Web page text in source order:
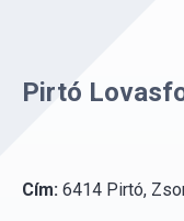
Pirtó
Cím: 6414 Pirtó,